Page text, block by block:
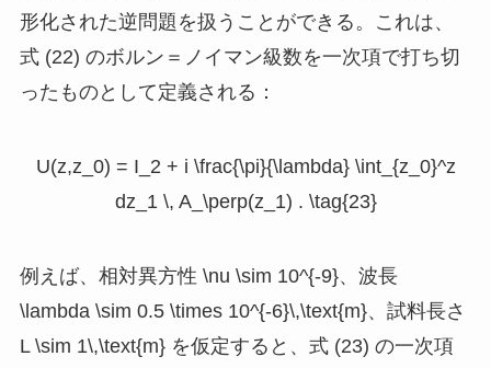
形化された逆問題を扱うことができる。これは、
式 (22) のボルン＝ノイマン級数を一次項で打ち切
ったものとして定義される：
U(z,z_0) = I_2 + i \frac{\pi}{\lambda} \int_{z_0}^z
dz_1 \, A_\perp(z_1) . \tag{23}
例えば、相対異方性 \nu \sim 10^{-9}、波長
\lambda \sim 0.5 \times 10^{-6}\,\text{m}、試料長さ
L \sim 1\,\text{m}を仮定すると、式 (23) の一次項